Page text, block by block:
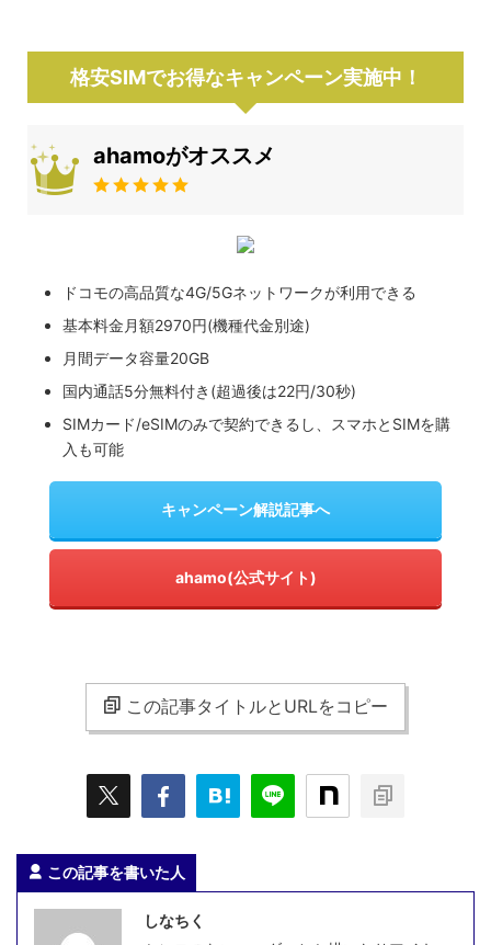
格安SIMでお得なキャンペーン実施中！
ahamoがオススメ
ドコモの高品質な4G/5Gネットワークが利用できる
基本料金月額2970円(機種代金別途)
月間データ容量20GB
国内通話5分無料付き(超過後は22円/30秒)
SIMカード/eSIMのみで契約できるし、スマホとSIMを購
入も可能
キャンペーン解説記事へ
ahamo(公式サイト)
この記事タイトルとURLをコピー
この記事を書いた人
しなちく